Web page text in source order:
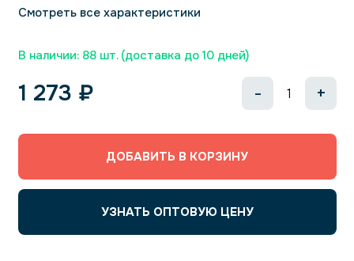
Смотреть все характеристики
В наличии: 88 шт. (доставка до 10 дней)
1 273 ₽ - +
ДОБАВИТЬ В КОРЗИНУ
УЗНАТЬ ОПТОВУЮ ЦЕНУ